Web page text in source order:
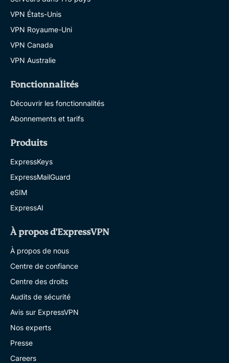
VPN États-Unis
VPN Royaume-Uni
VPN Canada
VPN Australie
Fonctionnalités
Découvrir les fonctionnalités
Abonnements et tarifs
Produits
ExpressKeys
ExpressMailGuard
eSIM
ExpressAI
À propos d'ExpressVPN
À propos de nous
Centre de confiance
Centre des droits
Audits de sécurité
Avis sur ExpressVPN
Nos experts
Presse
Careers